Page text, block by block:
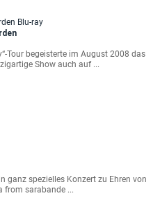
Tour begeisterte im August 2008 das
Show auch auf ...
ganz spezielles Konzert zu Ehren von
from sarabande ...